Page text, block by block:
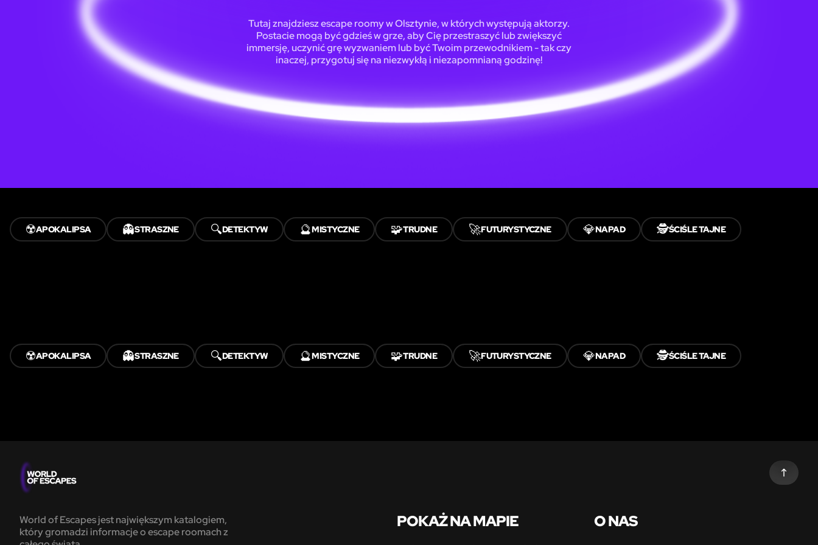
Tutaj znajdziesz escape roomy w Olsztynie, w których występują aktorzy.
Postacie mogą być gdzieś w grze, aby Cię przestraszyć lub zwiększyć
immersję, uczynić grę wyzwaniem lub być Twoim przewodnikiem - tak czy
inaczej, przygotuj się na niezwykłą i niezapomnianą godzinę!
☢️APOKALIPSA 👻STRASZNE 🔍DETEKTYW 🔮MISTYCZNE 🧩TRUDNE 🚀FUTURYSTYCZNE 💎NAPAD 🕵️ŚCIŚLE TAJNE
☢️APOKALIPSA 👻STRASZNE 🔍DETEKTYW 🔮MISTYCZNE 🧩TRUDNE 🚀FUTURYSTYCZNE 💎NAPAD 🕵️ŚCIŚLE TAJNE
World of Escapes jest największym katalogiem,
który gromadzi informacje o escape roomach z
POKAŻ NA MAPIE
O NAS